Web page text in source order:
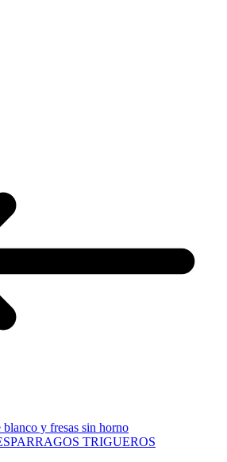
blanco y fresas sin horno
TRIGUEROS